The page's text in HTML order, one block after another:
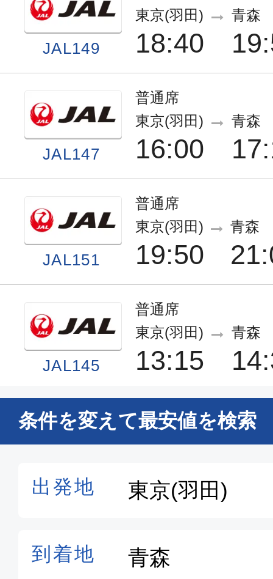
JAL149
東京(羽田)
18:40
青森
JAL147
普通席
東京(羽田)
16:00
青森
JAL151
普通席
東京(羽田)
19:50
青森
JAL145
普通席
東京(羽田)
13:15
青森
普通席
東京(羽田)
06:45
条件を変えて最安値を検索